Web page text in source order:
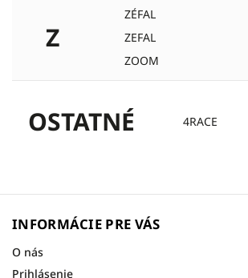
Z
ZÉFAL
ZEFAL
ZOOM
OSTATNÉ 4RACE
INFORMÁCIE PRE VÁS
O nás
Prihlásenie